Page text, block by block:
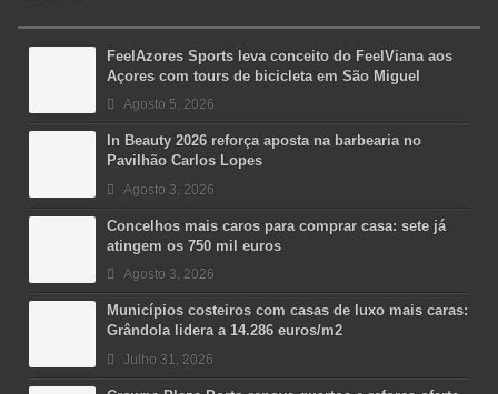
FeelAzores Sports leva conceito do FeelViana aos
Açores com tours de bicicleta em São Miguel
Agosto 5, 2026
In Beauty 2026 reforça aposta na barbearia no
Pavilhão Carlos Lopes
Agosto 3, 2026
Concelhos mais caros para comprar casa: sete já
atingem os 750 mil euros
Agosto 3, 2026
Municípios costeiros com casas de luxo mais caras:
Grândola lidera a 14.286 euros/m2
Julho 31, 2026